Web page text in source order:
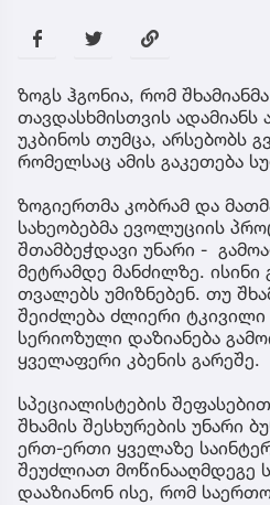
ზოგს ჰგონია, რომ
თავდასხმისთვის
უკბინოს თუმცა, არსებობს
რომელსაც ამის გაკეთება
ზოგიერთმა კობრამ და
სახეობებმა ევოლუციის
შთამბეჭდავი უნარი -
მეტრამდე მანძილზე. ისინი
თვალებს უმიზნებენ. თუ
შეიძლება ძლიერი
სერიოზული დაზიანება
ყველაფერი კბენის გარეშე.
სპეციალისტების
შხამის შესხურების უნარი
ერთ-ერთი ყველაზე
შეუძლიათ მოწინააღმდეგე
დააზიანონ ისე, რომ